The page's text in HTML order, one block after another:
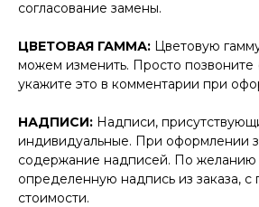
согласование замены.
ЦВЕТОВАЯ ГАММА: Цветовую
можем изменить. Просто
укажите это в комментарии при
НАДПИСИ: Надписи,
индивидуальные. При оформлении
содержание надписей. По
определенную надпись из заказа, с
стоимости.